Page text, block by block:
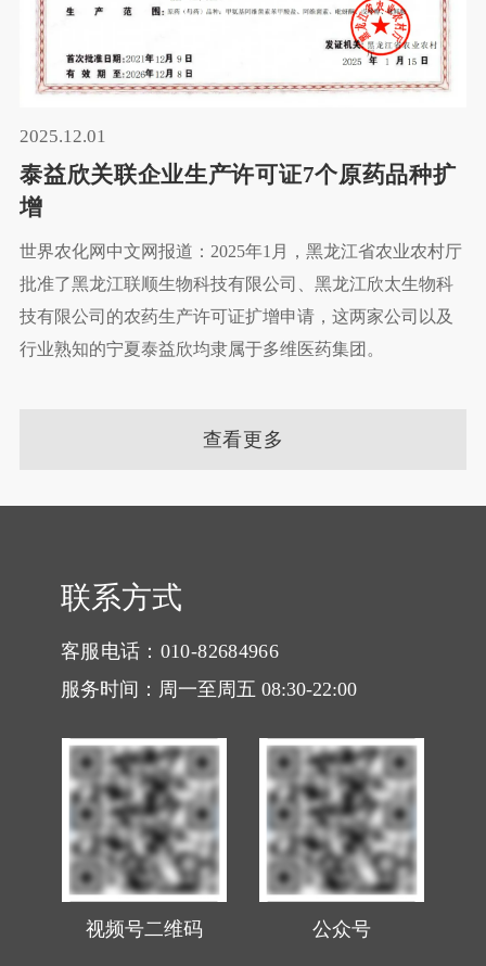
2025.12.01
泰益欣关联企业生产许可证7个原药品种扩
增
世界农化网中文网报道：2025年1月，黑龙江省农业农村厅
批准了黑龙江联顺生物科技有限公司、黑龙江欣太生物科
技有限公司的农药生产许可证扩增申请，这两家公司以及
行业熟知的宁夏泰益欣均隶属于多维医药集团。
查看更多
联系方式
客服电话：010-82684966
服务时间：周一至周五 08:30-22:00
视频号二维码 公众号